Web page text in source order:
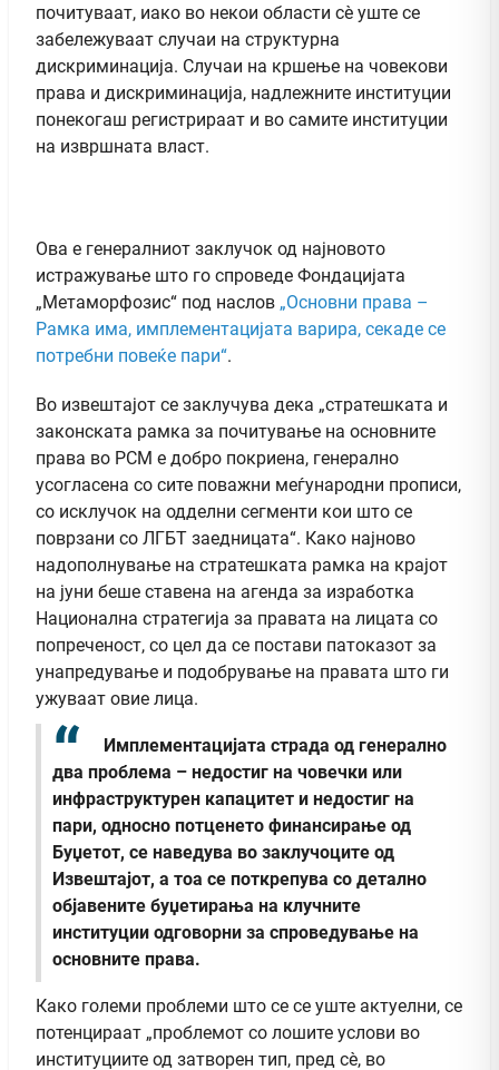
почитуваат, иако во некои области сè уште се
забележуваат случаи на структурна
дискриминација. Случаи на кршење на човекови
права и дискриминација, надлежните институции
понекогаш регистрираат и во самите институции
на извршната власт.
Ова е генералниот заклучок од најновото
истражување што го спроведе Фондацијата
„Метаморфозис“ под наслов „Основни права –
Рамка има, имплементацијата варира, секаде се
потребни повеќе пари“.
Во извештајот се заклучува дека „стратешката и
законската рамка за почитување на основните
права во РСМ е добро покриена, генерално
усогласена со сите поважни меѓународни прописи,
со исклучок на одделни сегменти кои што се
поврзани со ЛГБТ заедницата“. Како најново
надополнување на стратешката рамка на крајот
на јуни беше ставена на агенда за изработка
Национална стратегија за правата на лицата со
попреченост, со цел да се постави патоказот за
унапредување и подобрување на правата што ги
ужуваат овие лица.
Имплементацијата страда од генерално
два проблема – недостиг на човечки или
инфраструктурен капацитет и недостиг на
пари, односно потценето финансирање од
Буџетот, се наведува во заклучоците од
Извештајот, а тоа се поткрепува со детално
објавените буџетирања на клучните
институции одговорни за спроведување на
основните права.
Како големи проблеми што се се уште актуелни, се
потенцираат „проблемот со лошите услови во
институциите од затворен тип, пред сè, во